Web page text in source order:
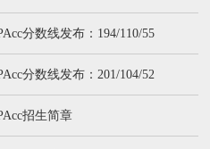
分数线发布：194/110/55
分数线发布：201/104/52
招生简章